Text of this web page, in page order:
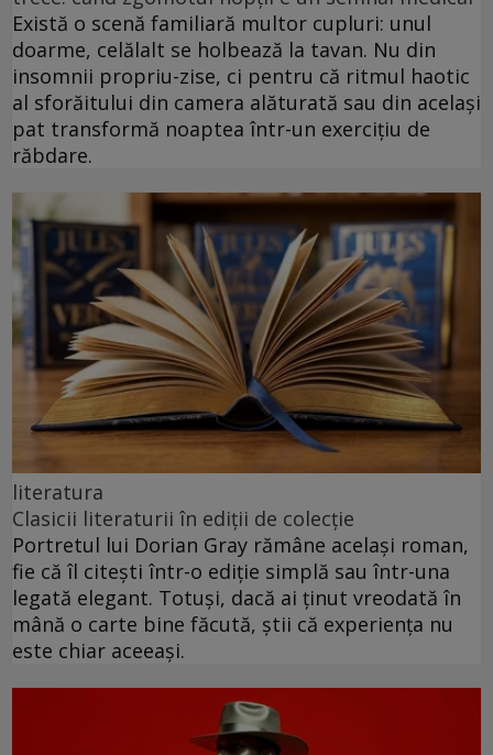
Există o scenă familiară multor cupluri: unul
doarme, celălalt se holbează la tavan. Nu din
insomnii propriu-zise, ci pentru că ritmul haotic
al sforăitului din camera alăturată sau din același
pat transformă noaptea într-un exercițiu de
răbdare.
literatura
Clasicii literaturii în ediții de colecție
Portretul lui Dorian Gray rămâne același roman,
fie că îl citești într-o ediție simplă sau într-una
legată elegant. Totuși, dacă ai ținut vreodată în
mână o carte bine făcută, știi că experiența nu
este chiar aceeași.